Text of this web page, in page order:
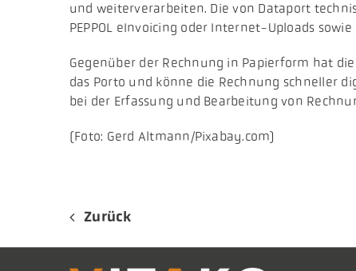
und weiterverarbeiten. Die von Dataport
PEPPOL eInvoicing oder Internet-Uploads
​Gegenüber der Rechnung in Papierform hat
das Porto und könne die Rechnung schneller
bei der Erfassung und Bearbeitung von
(Foto: Gerd Altmann/Pixabay.com)
Zurück